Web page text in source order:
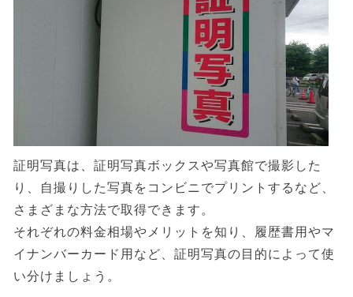
証明写真は、証明写真ボックスや写真館で撮影した
り、自撮りした写真をコンビニでプリントするなど、
さまざまな方法で取得できます。
それぞれの料金相場やメリットを知り、履歴書用やマ
イナンバーカード用など、証明写真の目的によって使
い分けましょう。